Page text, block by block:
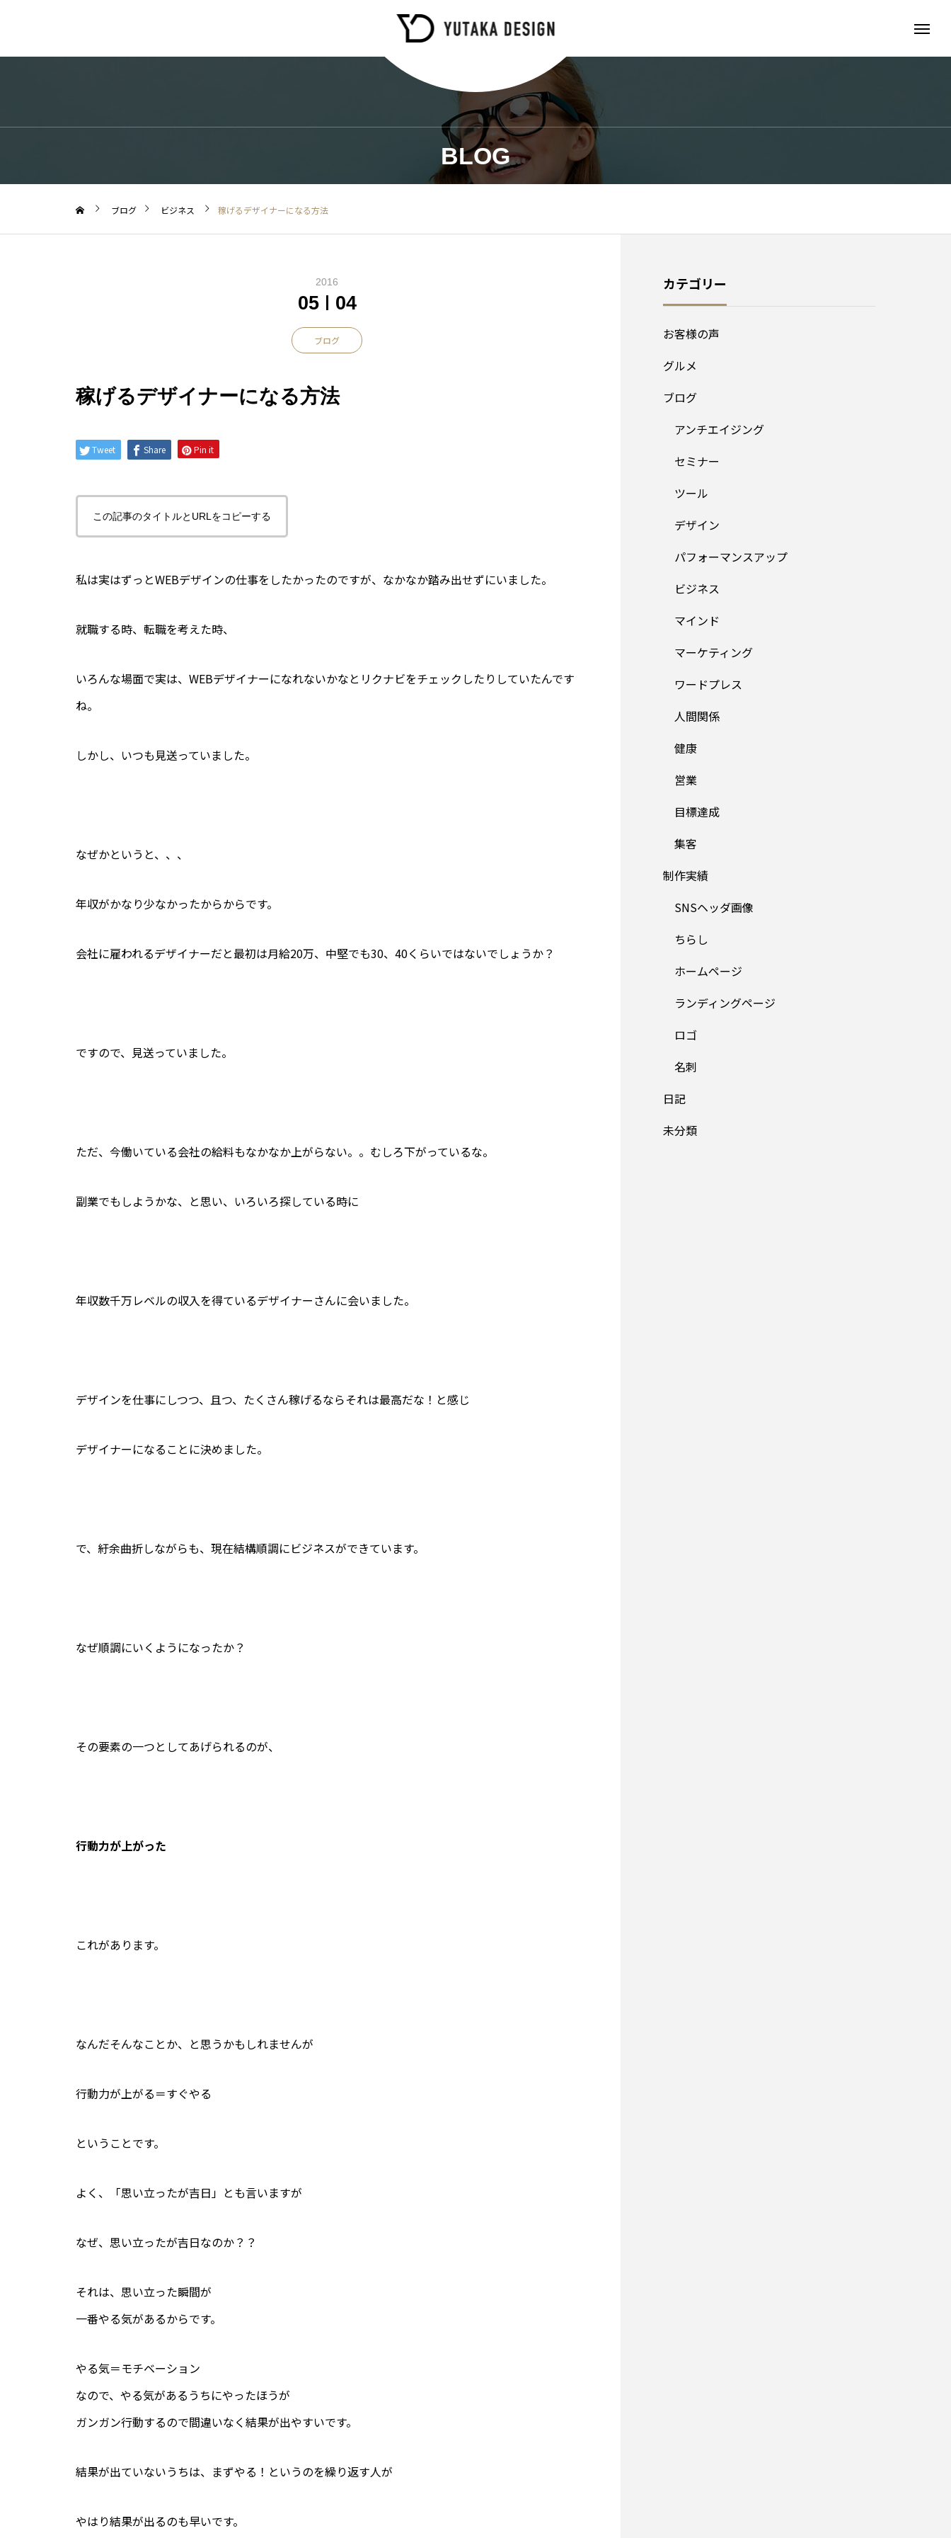
BLOG
ブログ ビジネス 稼げるデザイナーになる方法
2016
05 04
ブログ
稼げるデザイナーになる方法
Tweet Share Pin it
この記事のタイトルとURLをコピーする
私は実はずっとWEBデザインの仕事をしたかったのですが、なかなか踏み出せずにいました。
就職する時、転職を考えた時、
いろんな場面で実は、WEBデザイナーになれないかなとリクナビをチェックしたりしていたんです
ね。
しかし、いつも見送っていました。
なぜかというと、、、
年収がかなり少なかったからからです。
会社に雇われるデザイナーだと最初は月給20万、中堅でも30、40くらいではないでしょうか？
ですので、見送っていました。
ただ、今働いている会社の給料もなかなか上がらない。。むしろ下がっているな。
副業でもしようかな、と思い、いろいろ探している時に
年収数千万レベルの収入を得ているデザイナーさんに会いました。
デザインを仕事にしつつ、且つ、たくさん稼げるならそれは最高だな！と感じ
デザイナーになることに決めました。
で、紆余曲折しながらも、現在結構順調にビジネスができています。
なぜ順調にいくようになったか？
その要素の一つとしてあげられるのが、
行動力が上がった
これがあります。
なんだそんなことか、と思うかもしれませんが
行動力が上がる＝すぐやる
ということです。
よく、「思い立ったが吉日」とも言いますが
なぜ、思い立ったが吉日なのか？？
それは、思い立った瞬間が
一番やる気があるからです。
やる気＝モチベーション
なので、やる気があるうちにやったほうが
ガンガン行動するので間違いなく結果が出やすいです。
結果が出ていないうちは、まずやる！というのを繰り返す人が
やはり結果が出るのも早いです。
カテゴリー
お客様の声
グルメ
ブログ
アンチエイジング
セミナー
ツール
デザイン
パフォーマンスアップ
ビジネス
マインド
マーケティング
ワードプレス
人間関係
健康
営業
目標達成
集客
制作実績
SNSヘッダ画像
ちらし
ホームページ
ランディングページ
ロゴ
名刺
日記
未分類